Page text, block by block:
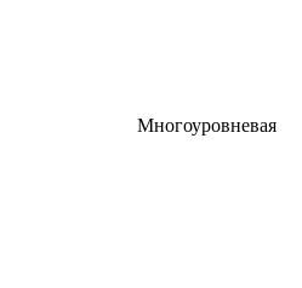
Многоуровневая